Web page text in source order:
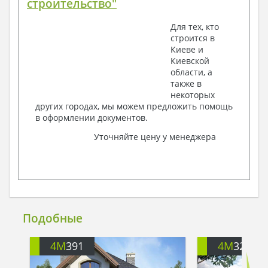
строительство"
Для тех, кто
строится в
Киеве и
Киевской
области, а
также в
некоторых
других городах, мы можем предложить помощь
в оформлении документов.
Уточняйте цену у менеджера
Подобные
4M391 4M3200